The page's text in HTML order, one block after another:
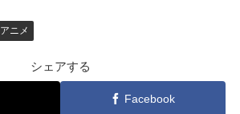
アニメ
シェアする
Facebook